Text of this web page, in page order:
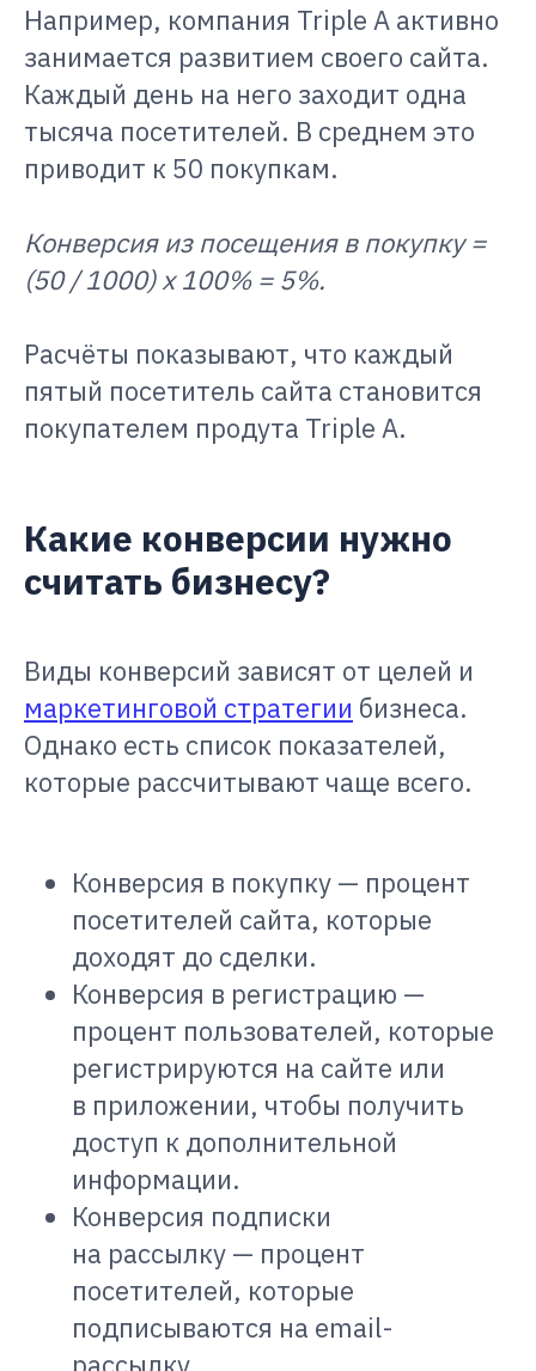
Например, компания Triple A активно
занимается развитием своего сайта.
Каждый день на него заходит одна
тысяча посетителей. В среднем это
приводит к 50 покупкам.
Конверсия из посещения в покупку =
(50 / 1000) x 100% = 5%.
Расчёты показывают, что каждый
пятый посетитель сайта становится
покупателем продута Triple A.
Какие конверсии нужно
считать бизнесу?
Виды конверсий зависят от целей и
маркетинговой стратегии бизнеса.
Однако есть список показателей,
которые рассчитывают чаще всего.
Конверсия в покупку — процент
посетителей сайта, которые
доходят до сделки.
Конверсия в регистрацию —
процент пользователей, которые
регистрируются на сайте или
в приложении, чтобы получить
доступ к дополнительной
информации.
Конверсия подписки
на рассылку — процент
посетителей, которые
подписываются на email-